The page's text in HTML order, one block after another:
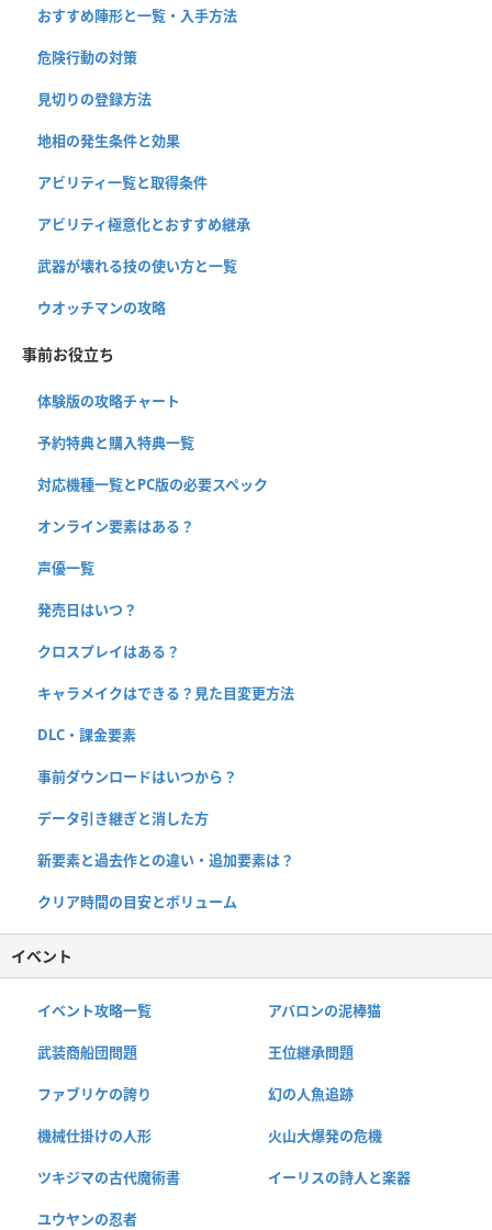
おすすめ陣形と一覧・入手方法
危険行動の対策
見切りの登録方法
地相の発生条件と効果
アビリティ一覧と取得条件
アビリティ極意化とおすすめ継承
武器が壊れる技の使い方と一覧
ウオッチマンの攻略
事前お役立ち
体験版の攻略チャート
予約特典と購入特典一覧
対応機種一覧とPC版の必要スペック
オンライン要素はある？
声優一覧
発売日はいつ？
クロスプレイはある？
キャラメイクはできる？見た目変更方法
DLC・課金要素
事前ダウンロードはいつから？
データ引き継ぎと消した方
新要素と過去作との違い・追加要素は？
クリア時間の目安とボリューム
イベント
イベント攻略一覧 アバロンの泥棒猫
武装商船団問題 王位継承問題
ファブリケの誇り 幻の人魚追跡
機械仕掛けの人形 火山大爆発の危機
ツキジマの古代魔術書 イーリスの詩人と楽器
ユウヤンの忍者